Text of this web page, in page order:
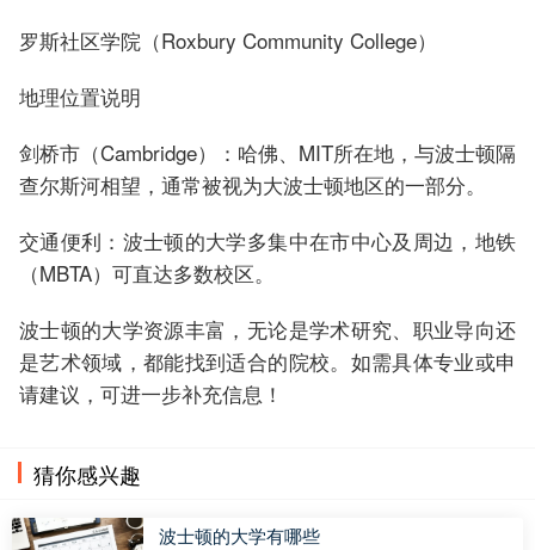
罗斯社区学院（Roxbury Community College）
地理位置说明
剑桥市（Cambridge）：哈佛、MIT所在地，与波士顿隔
查尔斯河相望，通常被视为大波士顿地区的一部分。
交通便利：波士顿的大学多集中在市中心及周边，地铁
（MBTA）可直达多数校区。
波士顿的大学资源丰富，无论是学术研究、职业导向还
是艺术领域，都能找到适合的院校。如需具体专业或申
请建议，可进一步补充信息！
猜你感兴趣
波士顿的大学有哪些